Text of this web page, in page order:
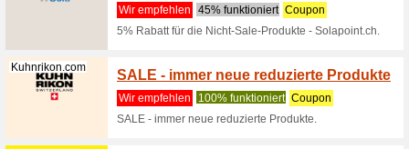
Shops
Startseite>Rabattcodes